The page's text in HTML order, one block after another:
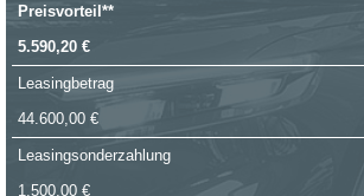
Preisvorteil**
5.590,20 €
Leasingbetrag
44.600,00 €
Leasingsonderzahlung
1.500,00 €